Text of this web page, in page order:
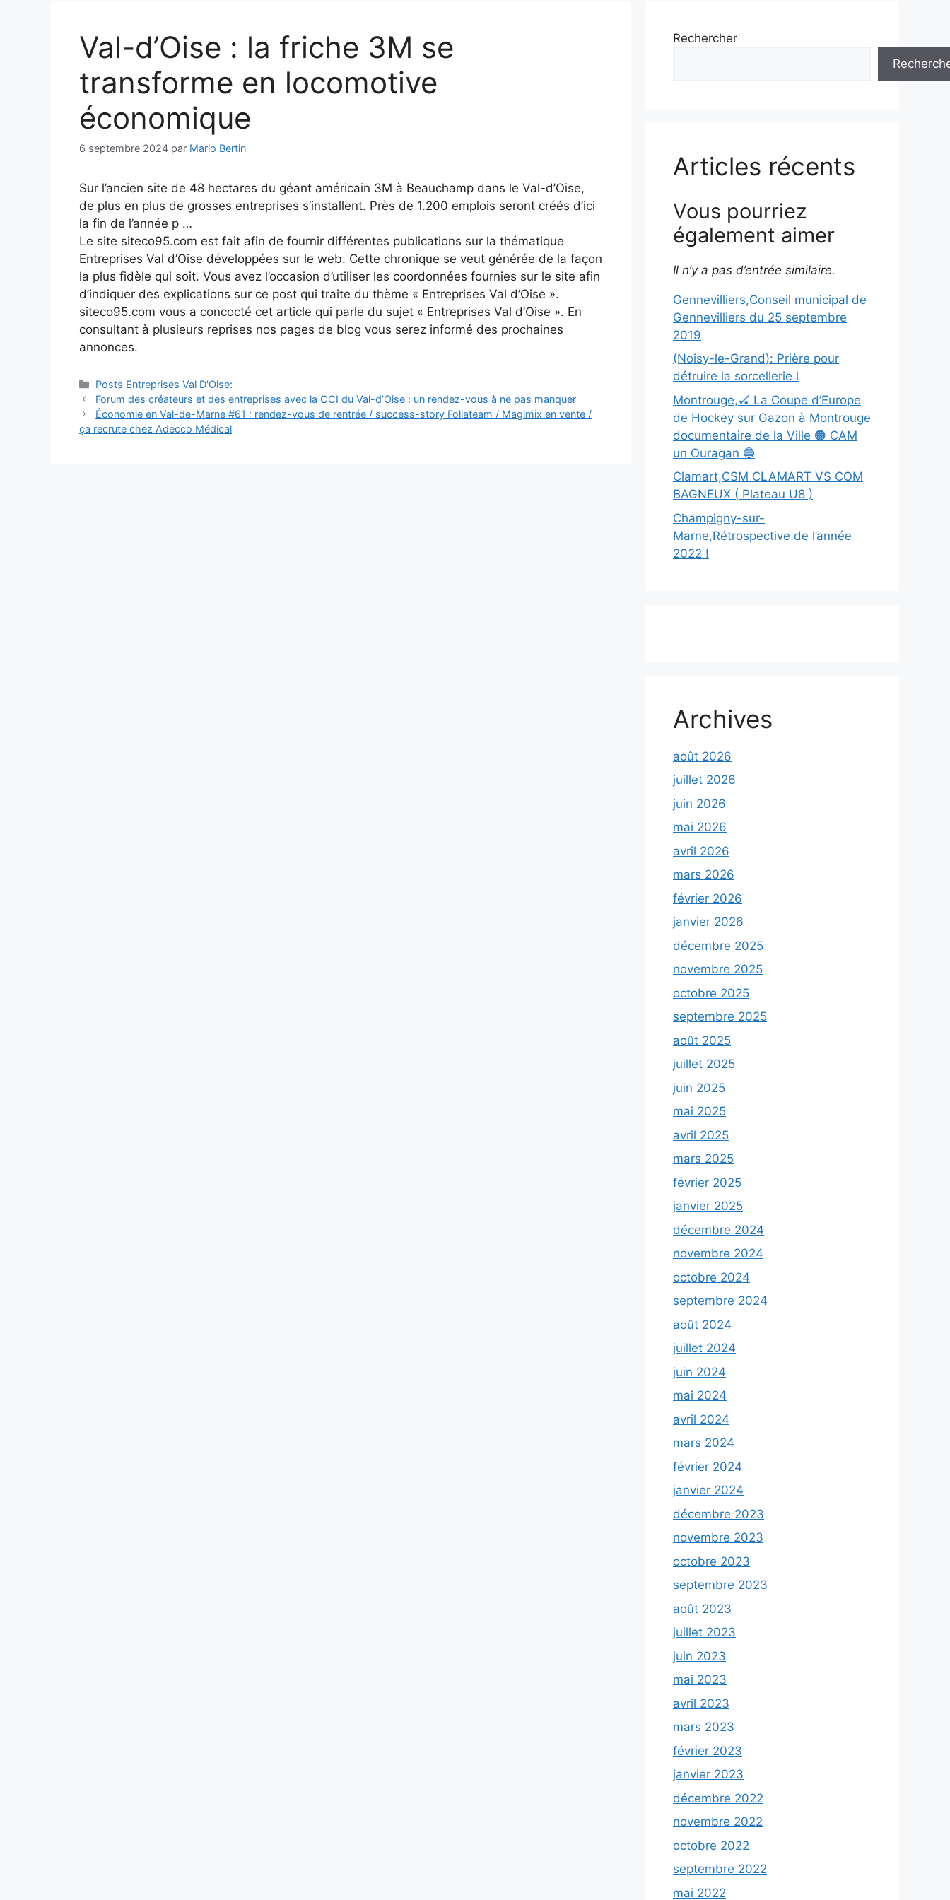
Val-d’Oise : la friche 3M se
transforme en locomotive
économique
6 septembre 2024 par Mario Bertin
Sur l’ancien site de 48 hectares du géant américain 3M à Beauchamp dans le Val-d’Oise,
de plus en plus de grosses entreprises s’installent. Près de 1.200 emplois seront créés d’ici
la fin de l’année p …
Le site siteco95.com est fait afin de fournir différentes publications sur la thématique
Entreprises Val d’Oise développées sur le web. Cette chronique se veut générée de la façon
la plus fidèle qui soit. Vous avez l’occasion d’utiliser les coordonnées fournies sur le site afin
d’indiquer des explications sur ce post qui traite du thème « Entreprises Val d’Oise ».
siteco95.com vous a concocté cet article qui parle du sujet « Entreprises Val d’Oise ». En
consultant à plusieurs reprises nos pages de blog vous serez informé des prochaines
annonces.
Catégories
Posts Entreprises Val D'Oise:
Navigation
des
articles
Forum des créateurs et des entreprises avec la CCI du Val-d’Oise : un rendez-vous à ne pas manquer
Économie en Val-de-Marne #61 : rendez-vous de rentrée / success-story Foliateam / Magimix en vente /
ça recrute chez Adecco Médical
Rechercher
Articles récents
Vous pourriez
également aimer
Il n’y a pas d’entrée similaire.
Gennevilliers,Conseil municipal de
Gennevilliers du 25 septembre
2019
(Noisy-le-Grand): Prière pour
détruire la sorcellerie l
Montrouge,🏑 La Coupe d’Europe
de Hockey sur Gazon à Montrouge
documentaire de la Ville 🟠 CAM
un Ouragan 🔵
Clamart,CSM CLAMART VS COM
BAGNEUX ( Plateau U8 )
Champigny-sur-
Marne,Rétrospective de l’année
2022 !
Archives
août 2026
juillet 2026
juin 2026
mai 2026
avril 2026
mars 2026
février 2026
janvier 2026
décembre 2025
novembre 2025
octobre 2025
septembre 2025
août 2025
juillet 2025
juin 2025
mai 2025
avril 2025
mars 2025
février 2025
janvier 2025
décembre 2024
novembre 2024
octobre 2024
septembre 2024
août 2024
juillet 2024
juin 2024
mai 2024
avril 2024
mars 2024
février 2024
janvier 2024
décembre 2023
novembre 2023
octobre 2023
septembre 2023
août 2023
juillet 2023
juin 2023
mai 2023
avril 2023
mars 2023
février 2023
janvier 2023
décembre 2022
novembre 2022
octobre 2022
septembre 2022
mai 2022